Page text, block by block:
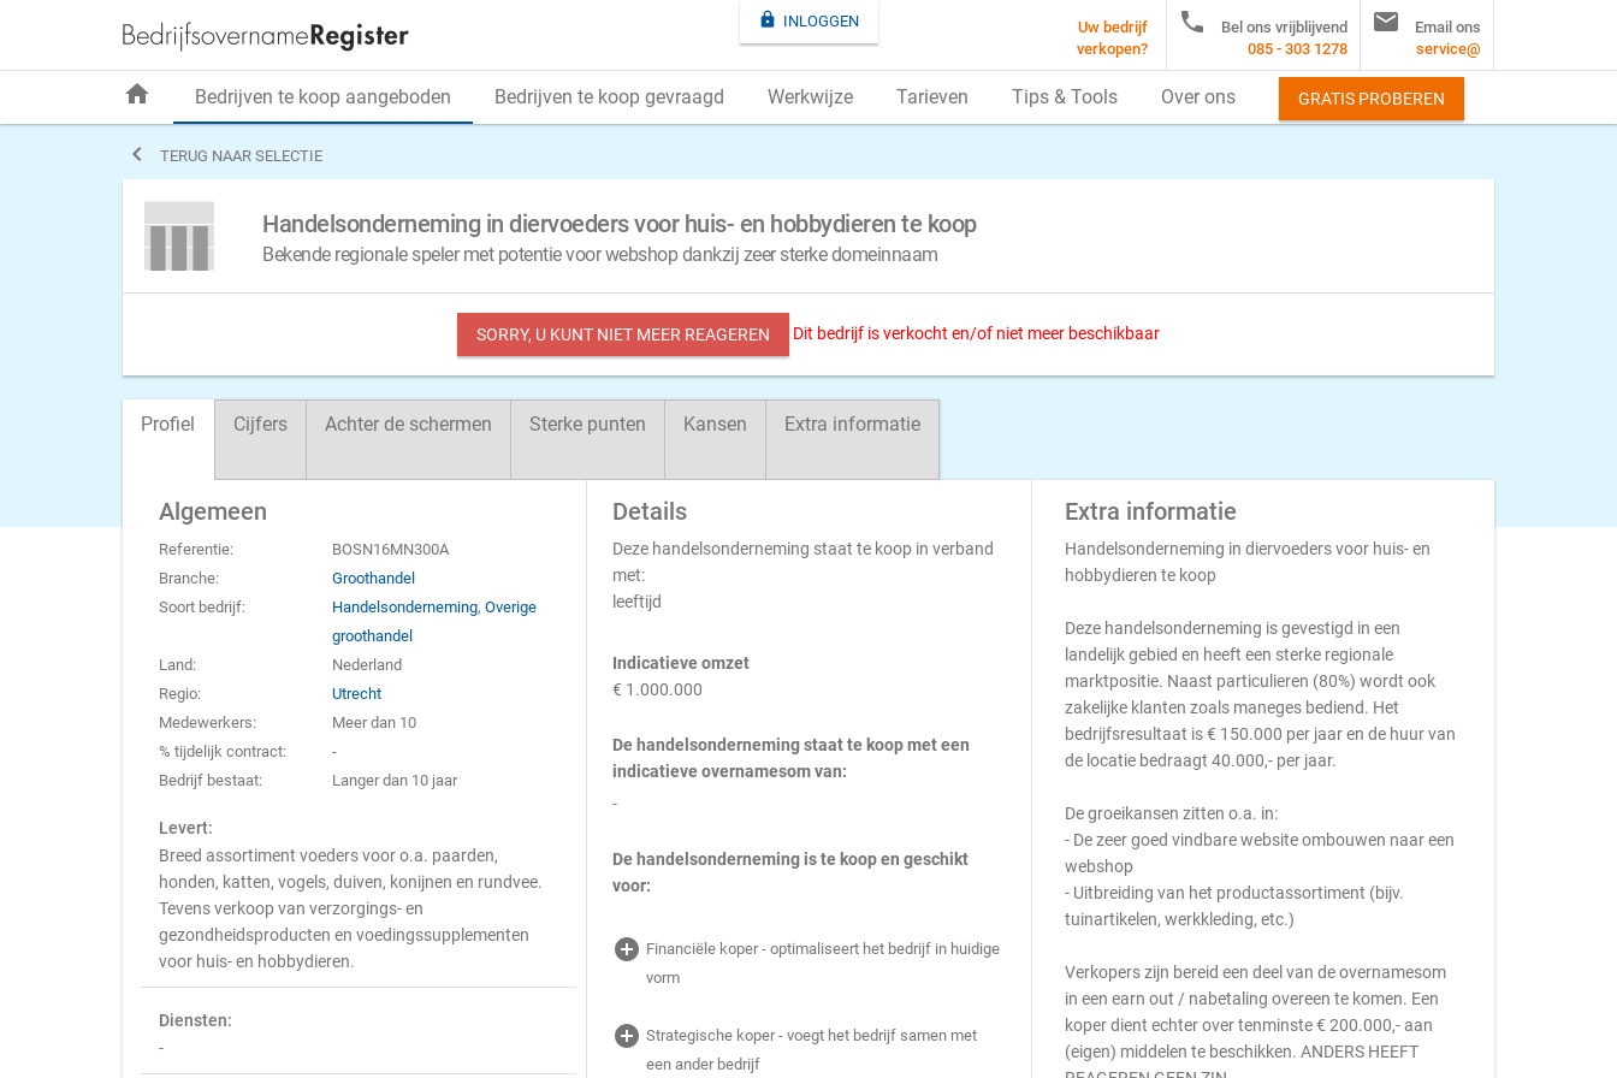
 TERUG NAAR SELECTIE
Handelsonderneming in diervoeders voor huis- en hobbydieren te koop
Bekende regionale speler met potentie voor webshop dankzij zeer sterke domeinnaam
SORRY, U KUNT NIET MEER REAGEREN Dit bedrijf is verkocht en/of niet meer beschikbaar
Profiel Cijfers Achter de schermen Sterke punten Kansen Extra informatie
Algemeen
Referentie:
BOSN16MN300A
Branche:
Groothandel
Soort bedrijf:
Handelsonderneming,Overige
groothandel
Land:
Nederland
Regio:
Utrecht
Medewerkers:
Meer dan 10
% tijdelijk contract:
-
Bedrijf bestaat:
Langer dan 10 jaar
Levert:
Breed assortiment voeders voor o.a. paarden,
honden, katten, vogels, duiven, konijnen en rundvee.
Tevens verkoop van verzorgings- en
gezondheidsproducten en voedingssupplementen
voor huis- en hobbydieren.
Diensten:
-
Details
Deze handelsonderneming staat te koop in verband
met:
leeftijd
Indicatieve omzet
€ 1.000.000
De handelsonderneming staat te koop met een
indicatieve overnamesom van:
-
De handelsonderneming is te koop en geschikt
voor:
add_circle Financiële koper - optimaliseert het bedrijf in huidige
vorm
add_circle Strategische koper - voegt het bedrijf samen met
een ander bedrijf
Extra informatie
Handelsonderneming in diervoeders voor huis- en
hobbydieren te koop
Deze handelsonderneming is gevestigd in een
landelijk gebied en heeft een sterke regionale
marktpositie. Naast particulieren (80%) wordt ook
zakelijke klanten zoals maneges bediend. Het
bedrijfsresultaat is € 150.000 per jaar en de huur van
de locatie bedraagt 40.000,- per jaar.
De groeikansen zitten o.a. in:
- De zeer goed vindbare website ombouwen naar een
webshop
- Uitbreiding van het productassortiment (bijv.
tuinartikelen, werkkleding, etc.)
Verkopers zijn bereid een deel van de overnamesom
in een earn out / nabetaling overeen te komen. Een
koper dient echter over tenminste € 200.000,- aan
(eigen) middelen te beschikken. ANDERS HEEFT
 INLOGGEN
Uw bedrijf
verkopen?

Bel ons vrijblijvend
085 - 303 1278

Email ons
service@
home Bedrijven te koop aangeboden Bedrijven te koop gevraagd Werkwijze Tarieven Tips & Tools Over ons GRATIS PROBEREN